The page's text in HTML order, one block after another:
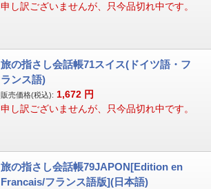
申し訳ございませんが、只今品切れ中です。
旅の指さし会話帳71スイス(ドイツ語・フ
ランス語)
販売価格(税込): 1,672 円
申し訳ございませんが、只今品切れ中です。
旅の指さし会話帳79JAPON[Edition en
Francais/フランス語版](日本語)